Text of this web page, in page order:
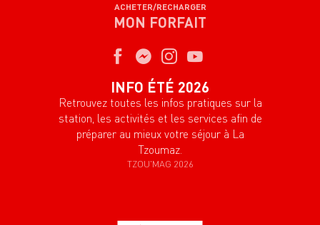
ACHETER/RECHARGER
MON FORFAIT
INFO ÉTÉ 2026
Retrouvez toutes les infos pratiques sur la
station, les activités et les services afin de
préparer au mieux votre séjour à La
Tzoumaz.
TZOU'MAG 2026